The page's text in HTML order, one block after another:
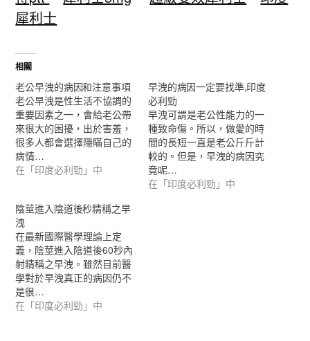
犀利士
相關
老公早洩的病因和注意事項
老公早洩是性生活不協調的
重要因素之一，會給老公帶
來很大的困擾，出於害羞，
很多人都會選擇隱瞞自己的
病情…
在「印度必利勁」中
早洩的病因一定要找準,印度
必利勁
早洩可謂是老公性能力的一
種致命傷。所以，做愛的時
間的長短一直是老公斤斤計
較的。但是，早洩的病因究
竟呢…
在「印度必利勁」中
陰莖進入陰道後秒精稱之早
洩
在最新國際醫學理論上定
義，陰莖進入陰道後60秒內
射精稱之早洩。雖然目前醫
學對於早洩真正的病因仍不
是很…
在「印度必利勁」中